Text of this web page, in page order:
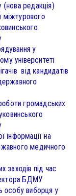
редакція)
у
університеті
від кандидатів
громадських
інформації на
медичного
заходів під час
БДМУ
особу виборця у